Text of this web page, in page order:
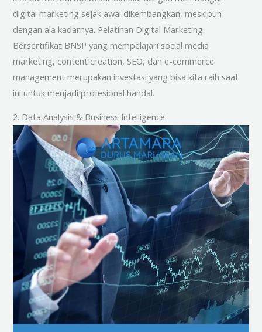
digital marketing sejak awal dikembangkan, meskipun
dengan ala kadarnya. Pelatihan Digital Marketing
Bersertifikat BNSP yang mempelajari social media
marketing, content creation, SEO, dan e-commerce
management merupakan investasi yang bisa kita raih saat
ini untuk menjadi profesional handal.
2. Data Analysis & Business Intelligence